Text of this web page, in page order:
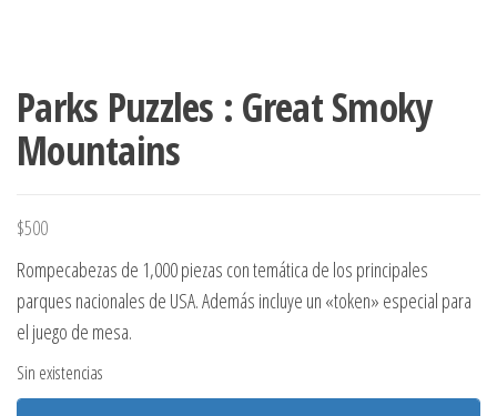
Parks Puzzles : Great Smoky
Mountains
$500
Rompecabezas de 1,000 piezas con temática de los principales
parques nacionales de USA. Además incluye un «token» especial para
el juego de mesa.
Sin existencias